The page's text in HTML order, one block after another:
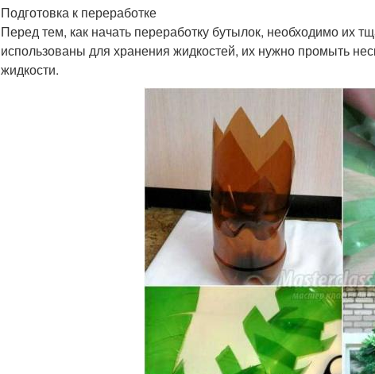
Подготовка к переработке
Перед тем, как начать переработку бутылок, необходимо их
использованы для хранения жидкостей, их нужно промыть
жидкости.